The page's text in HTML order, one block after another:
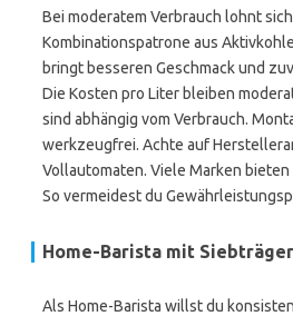
Bei moderatem Verbrauch lohnt
Kombinationspatrone aus
bringt besseren Geschmack und
Die Kosten pro Liter bleiben
sind abhängig vom Verbrauch.
werkzeugfrei. Achte auf
Vollautomaten. Viele Marken bieten
So vermeidest du
Home-Barista mit Siebträger
Als Home-Barista willst du